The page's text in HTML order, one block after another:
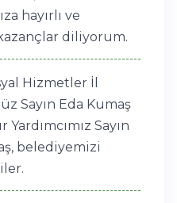
hayırlı ve
diliyorum.
Hizmetler İl
Sayın Eda Kumaş
Sayın
belediyemizi